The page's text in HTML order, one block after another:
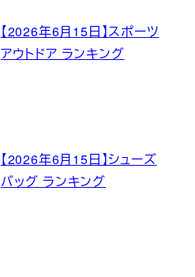
【2026年6月15日】スポーツ
アウトドア ランキング
【2026年6月15日】シューズ
バッグ ランキング